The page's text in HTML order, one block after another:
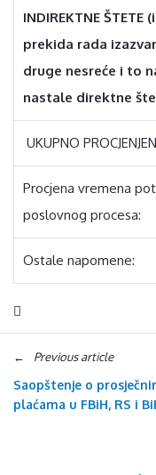
INDIREKTNE ŠTETE
prekida rada
druge nesreće i to
nastale direktne
UKUPNO
Procjena vremena
poslovnog procesa:
Ostale napomene:
Previous article
Saopštenje o
plaćama u FBiH, RS i